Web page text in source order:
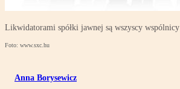
Likwidatorami spółki jawnej są wszyscy wspólnicy
Foto: www.sxc.hu
Anna Borysewicz